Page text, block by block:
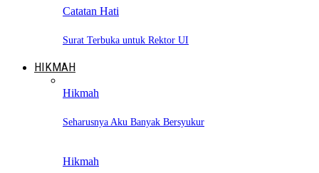
Catatan Hati
Surat Terbuka untuk Rektor UI
HIKMAH
Hikmah
Seharusnya Aku Banyak Bersyukur
Hikmah